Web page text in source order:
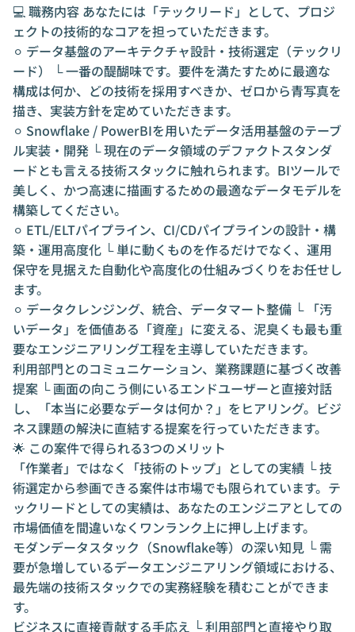
💻 職務内容 あなたには「テックリード」として、プロジ
ェクトの技術的なコアを担っていただきます。
⚪︎ データ基盤のアーキテクチャ設計・技術選定（テックリ
ード） └ 一番の醍醐味です。要件を満たすために最適な
構成は何か、どの技術を採用すべきか、ゼロから青写真を
描き、実装方針を定めていただきます。
⚪︎ Snowflake / PowerBIを用いたデータ活用基盤のテーブ
ル実装・開発 └ 現在のデータ領域のデファクトスタンダ
ードとも言える技術スタックに触れられます。BIツールで
美しく、かつ高速に描画するための最適なデータモデルを
構築してください。
⚪︎ ETL/ELTパイプライン、CI/CDパイプラインの設計・構
築・運用高度化 └ 単に動くものを作るだけでなく、運用
保守を見据えた自動化や高度化の仕組みづくりをお任せし
ます。
⚪︎ データクレンジング、統合、データマート整備 └ 「汚
いデータ」を価値ある「資産」に変える、泥臭くも最も重
要なエンジニアリング工程を主導していただきます。
利用部門とのコミュニケーション、業務課題に基づく改善
提案 └ 画面の向こう側にいるエンドユーザーと直接対話
し、「本当に必要なデータは何か？」をヒアリング。ビジ
ネス課題の解決に直結する提案を行っていただきます。
🌟 この案件で得られる3つのメリット
「作業者」ではなく「技術のトップ」としての実績 └ 技
術選定から参画できる案件は市場でも限られています。テ
ックリードとしての実績は、あなたのエンジニアとしての
市場価値を間違いなくワンランク上に押し上げます。
モダンデータスタック（Snowflake等）の深い知見 └ 需
要が急増しているデータエンジニアリング領域における、
最先端の技術スタックでの実務経験を積むことができま
す。
ビジネスに直接貢献する手応え └ 利用部門と直接やり取